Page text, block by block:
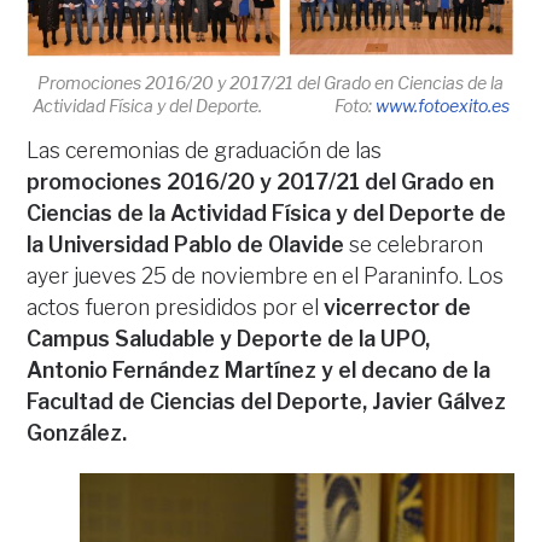
Promociones 2016/20 y 2017/21 del Grado en Ciencias de la
Actividad Física y del Deporte. Foto: www.fotoexito.es
Las ceremonias de graduación de las
promociones 2016/20 y 2017/21 del Grado en
Ciencias de la Actividad Física y del Deporte de
la Universidad Pablo de Olavide se celebraron
ayer jueves 25 de noviembre en el Paraninfo. Los
actos fueron presididos por elvicerrector de
Campus Saludable y Deporte de la UPO,
Antonio Fernández Martínez y el decano de la
Facultad de Ciencias del Deporte, Javier Gálvez
González.